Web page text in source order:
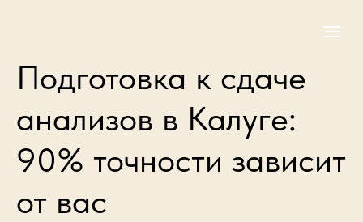
Подготовка к сдаче
анализов в Калуге:
90% точности зависит
от вас